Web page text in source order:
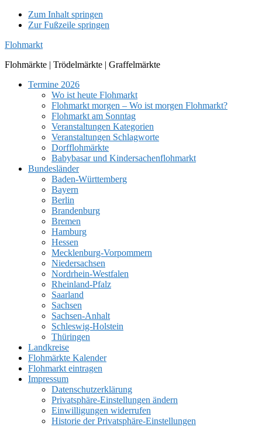
Zum Inhalt springen
Zur Fußzeile springen
Flohmarkt
Flohmärkte | Trödelmärkte | Graffelmärkte
Termine 2026
Wo ist heute Flohmarkt
Flohmarkt morgen – Wo ist morgen Flohmarkt?
Flohmarkt am Sonntag
Veranstaltungen Kategorien
Veranstaltungen Schlagworte
Dorfflohmärkte
Babybasar und Kindersachenflohmarkt
Bundesländer
Baden-Württemberg
Bayern
Berlin
Brandenburg
Bremen
Hamburg
Hessen
Mecklenburg-Vorpommern
Niedersachsen
Nordrhein-Westfalen
Rheinland-Pfalz
Saarland
Sachsen
Sachsen-Anhalt
Schleswig-Holstein
Thüringen
Landkreise
Flohmärkte Kalender
Flohmarkt eintragen
Impressum
Datenschutzerklärung
Privatsphäre-Einstellungen ändern
Einwilligungen widerrufen
Historie der Privatsphäre-Einstellungen